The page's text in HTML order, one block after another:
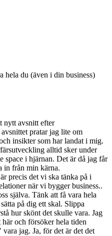
hela du (även i din business)
nytt avsnitt efter
pratar jag lite om
insikter som har landat i mig.
alltid sker under
space i hjärnan. Det är då jag får
in från min kärna.
precis det vi ska tänka på i
när vi bygger business..
själva. Tänk att få vara hela
på dig ett skal. Slippa
hur skönt det skulle vara. Jag
och försöker hela tiden
jag. Ja, för det är det det